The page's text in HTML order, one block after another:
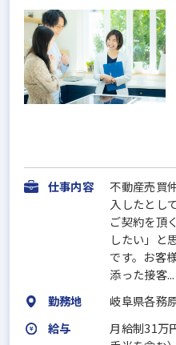
仕事内容
不動産売買
入したとし
ご契約を頂
したい」と
です。お客
添った接客...
勤務地
岐阜県各務
給与
月給制31万